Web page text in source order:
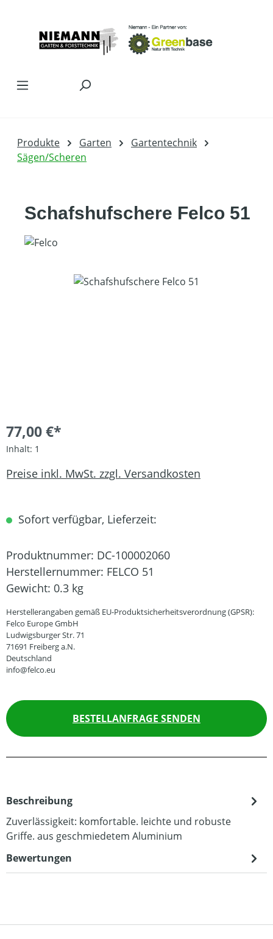
Produkte Garten
Gartentechnik
Sägen/Scheren
Schafshufschere Felco 51
Bildergalerie überspringen
77,00 €*
Inhalt: 1
Preise inkl. MwSt. zzgl. Versandkosten
Sofort verfügbar, Lieferzeit:
Produktnummer: DC-100002060
Herstellernummer: FELCO 51
Gewicht: 0.3 kg
Herstellerangaben gemäß EU-Produktsicherheitsverordnung (GPSR):
Felco Europe GmbH
Ludwigsburger Str. 71
71691 Freiberg a.N.
Deutschland
info@felco.eu
BESTELLANFRAGE SENDEN
Beschreibung
Zuverlässigkeit: komfortable. leichte und robuste
Griffe. aus geschmiedetem Aluminium
Bewertungen